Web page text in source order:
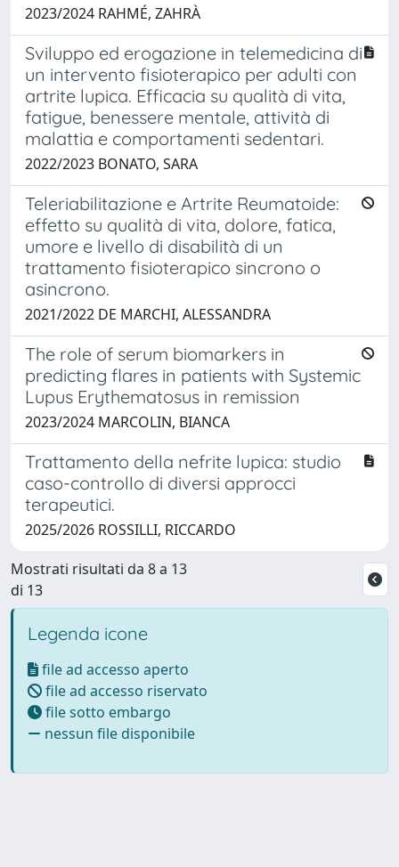
2023/2024 RAHMÉ, ZAHRÀ
Sviluppo ed erogazione in telemedicina di
un intervento fisioterapico per adulti con
artrite lupica. Efficacia su qualità di vita,
fatigue, benessere mentale, attività di
malattia e comportamenti sedentari.
2022/2023 BONATO, SARA
Teleriabilitazione e Artrite Reumatoide:
effetto su qualità di vita, dolore, fatica,
umore e livello di disabilità di un
trattamento fisioterapico sincrono o
asincrono.
2021/2022 DE MARCHI, ALESSANDRA
The role of serum biomarkers in
predicting flares in patients with Systemic
Lupus Erythematosus in remission
2023/2024 MARCOLIN, BIANCA
Trattamento della nefrite lupica: studio
caso-controllo di diversi approcci
terapeutici.
2025/2026 ROSSILLI, RICCARDO
Mostrati risultati da 8 a 13
di 13
Legenda icone
file ad accesso aperto
file ad accesso riservato
file sotto embargo
nessun file disponibile